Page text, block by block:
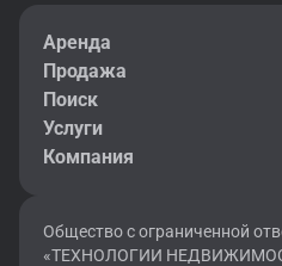
Аренда
Продажа
Поиск
Услуги
Компания
Общество с ограниченной
«ТЕХНОЛОГИИ